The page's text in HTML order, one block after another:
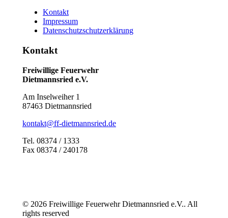
Kontakt
Impressum
Datenschutzschutzerklärung
Kontakt
Freiwillige Feuerwehr
Dietmannsried e.V.
Am Inselweiher 1
87463 Dietmannsried
kontakt@ff-dietmannsried.de
Tel. 08374 / 1333
Fax 08374 / 240178
© 2026 Freiwillige Feuerwehr Dietmannsried e.V.. All
rights reserved